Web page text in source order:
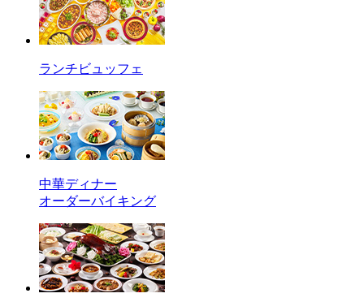
ランチビュッフェ
中華ディナー
オーダーバイキング